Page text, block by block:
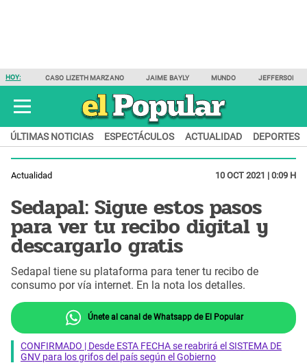
HOY: CASO LIZETH MARZANO JAIME BAYLY MUNDO JEFFERSON
ÚLTIMAS NOTICIAS ESPECTÁCULOS ACTUALIDAD DEPORTES
Actualidad 10 OCT 2021 | 0:09 H
Sedapal: Sigue estos pasos
para ver tu recibo digital y
descargarlo gratis
Sedapal tiene su plataforma para tener tu recibo de
consumo por vía internet. En la nota los detalles.
Únete al canal de Whatsapp de El Popular
CONFIRMADO | Desde ESTA FECHA se reabrirá el SISTEMA DE
GNV para los grifos del país según el Gobierno